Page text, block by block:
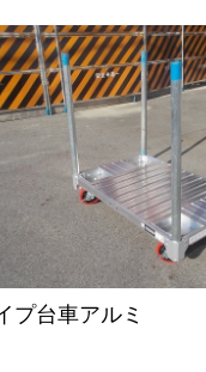
プ台車アルミ